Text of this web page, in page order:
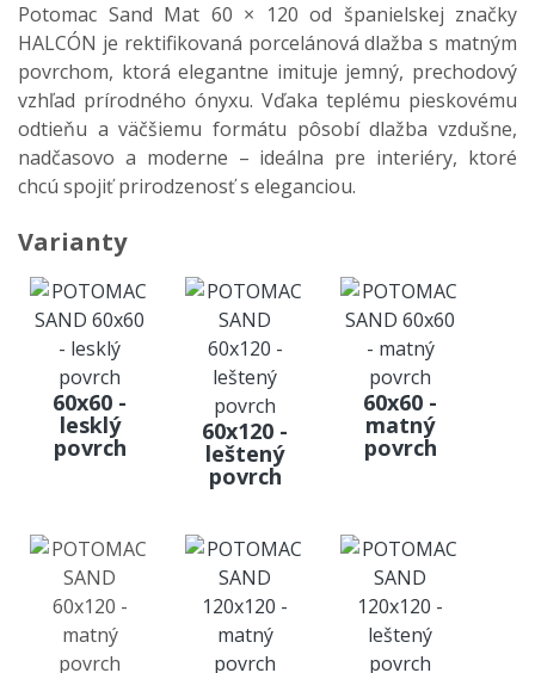
Potomac Sand Mat 60 × 120 od španielskej značky
HALCÓN je rektifikovaná porcelánová dlažba s matným
povrchom, ktorá elegantne imituje jemný, prechodový
vzhľad prírodného ónyxu. Vďaka teplému pieskovému
odtieňu a väčšiemu formátu pôsobí dlažba vzdušne,
nadčasovo a moderne – ideálna pre interiéry, ktoré
chcú spojiť prirodzenosť s eleganciou.
Varianty
60x60 -
lesklý
povrch
60x120 -
leštený
povrch
60x60 -
matný
povrch